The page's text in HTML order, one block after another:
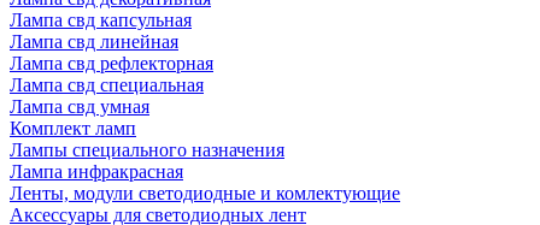
Лампа свд капсульная
Лампа свд линейная
Лампа свд рефлекторная
Лампа свд специальная
Лампа свд умная
Комплект ламп
Лампы специального назначения
Лампа инфракрасная
Ленты, модули светодиодные и комлектующие
Аксессуары для светодиодных лент